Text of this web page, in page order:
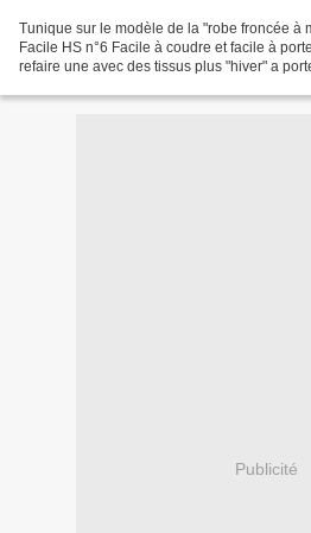
Tunique sur le modèle de la "robe froncée à
Facile HS n°6 Facile à coudre et facile à
refaire une avec des tissus plus "hiver" a
Publicité